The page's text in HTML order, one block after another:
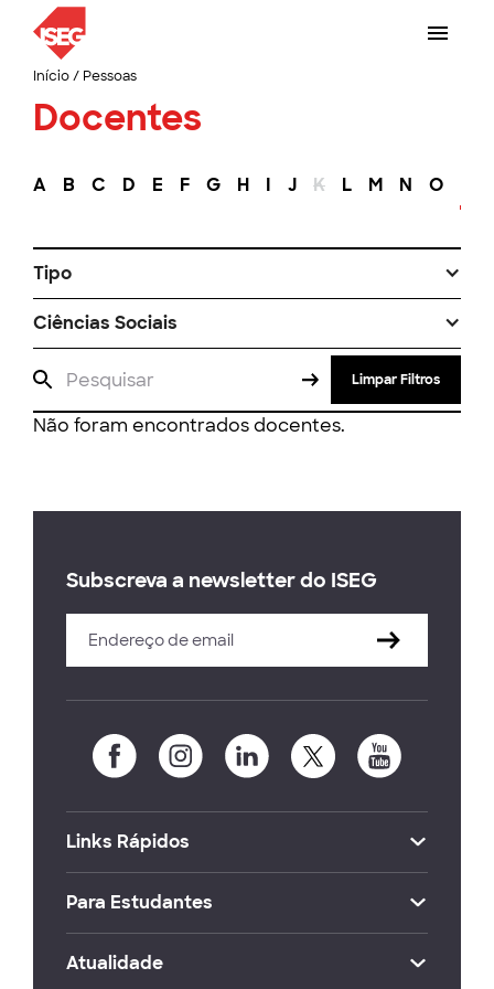
Início/ Pessoas
Docentes
A B C D E F G H I J K L M N O
Tipo
Ciências Sociais
Limpar Filtros
Não foram encontrados docentes.
Subscreva a newsletter do ISEG
Links Rápidos
Para Estudantes
Atualidade